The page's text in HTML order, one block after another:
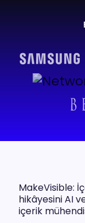
MakeVisible:
hikâyesini AI
içerik